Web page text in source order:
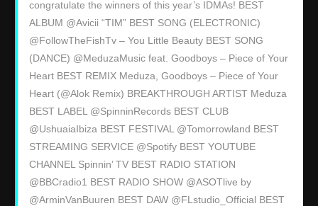
congratulate the winners of this year’s IDMAs! BEST
ALBUM @Avicii “TIM” BEST SONG (ELECTRONIC)
@FollowTheFishTv – You Little Beauty BEST SONG
(DANCE) @MeduzaMusic feat. Goodboys – Piece of Your
Heart BEST REMIX Meduza, Goodboys – Piece of Your
Heart (@Alok Remix) BREAKTHROUGH ARTIST Meduza
BEST LABEL @SpinninRecords BEST CLUB
@UshuaiaIbiza BEST FESTIVAL @Tomorrowland BEST
STREAMING SERVICE @Spotify BEST YOUTUBE
CHANNEL Spinnin’ TV BEST RADIO STATION
@BBCradio1 BEST RADIO SHOW @ASOTlive by
@ArminVanBuuren BEST DAW @FLstudio_Official BEST